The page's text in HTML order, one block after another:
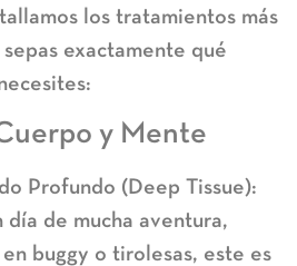
los tratamientos más
exactamente qué
y Mente
Profundo (Deep Tissue):
día de mucha aventura,
buggy o tirolesas, este es